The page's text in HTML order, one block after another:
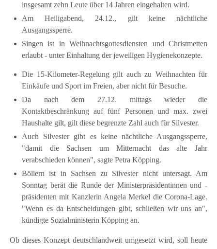
insgesamt zehn Leute über 14 Jahren eingehalten wird.
Am Heiligabend, 24.12., gilt keine nächtliche
Ausgangssperre.
Singen ist in Weihnachtsgottesdiensten und Christmetten
erlaubt - unter Einhaltung der jeweiligen Hygienekonzepte.
Die 15-Kilometer-Regelung gilt auch zu Weihnachten für
Einkäufe und Sport im Freien, aber nicht für Besuche.
Da nach dem 27.12. mittags wieder die
Kontaktbeschränkung auf fünf Personen und max. zwei
Haushalte gilt, gilt diese begrenzte Zahl auch für Silvester.
Auch Silvester gibt es keine nächtliche Ausgangssperre,
"damit die Sachsen um Mitternacht das alte Jahr
verabschieden können", sagte Petra Köpping.
Böllern ist in Sachsen zu Silvester nicht untersagt. Am
Sonntag berät die Runde der Ministerpräsidentinnen und -
präsidenten mit Kanzlerin Angela Merkel die Corona-Lage.
"Wenn es da Entscheidungen gibt, schließen wir uns an",
kündigte Sozialministerin Köpping an.
Ob dieses Konzept deutschlandweit umgesetzt wird, soll heute